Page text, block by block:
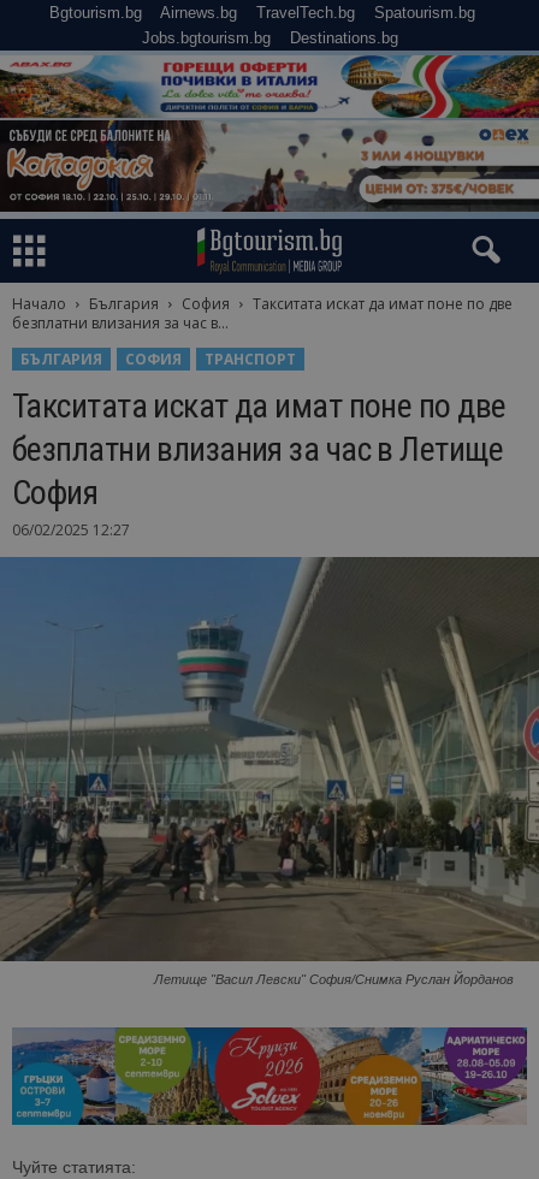
Bgtourism.bg Airnews.bg TravelTech.bg
Spatourism.bg
Jobs.bgtourism.bg
Destinations.bg
Начало България София
Такситата искат да имат поне по две
безплатни влизания за час в...
БЪЛГАРИЯ
СОФИЯ ТРАНСПОРТ
Такситата искат да имат поне по две
безплатни влизания за час в Летище
София
06/02/2025 12:27
Летище "Васил Левски" София/Снимка Руслан Йорданов
Чуйте статията: